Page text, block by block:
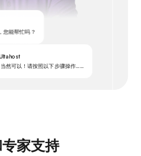
您能帮忙吗？
然可以！请按照以下步骤操作……
家支持